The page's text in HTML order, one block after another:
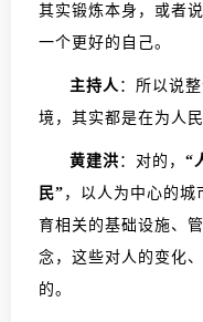
其实锻炼本身，或者
一个更好的自己。
主持人 ：所以说
境，其实都是在为人民
黄建洪 ：对的， “
民” ，以人为中心的城
育相关的基础设施、
念，这些对人的变化
的。